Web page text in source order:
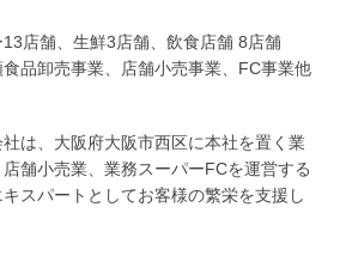
店舗、生鮮3店舗、飲食店舗 8店舗
品卸売事業、店舗⼩売事業、FC事業他
は、大阪府大阪市西区に本社を置く業
舗小売業、業務スーパーFCを運営する
スパートとしてお客様の繁栄を支援し